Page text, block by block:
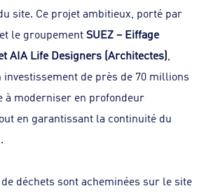
site. Ce projet ambitieux, porté par
le groupementSUEZ – Eiffage
AIA Life Designers (Architectes)
investissement de près de 70 millions
à moderniser en profondeur
en garantissant la continuité du
de déchets sont acheminées sur le site